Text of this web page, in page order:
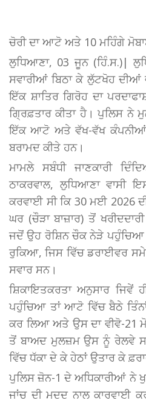
ਚੋਰੀ ਦਾ ਆਟੋ ਅਤੇ 10 ਮਹਿੰਗੇ
ਲੁਧਿਆਣਾ, 03 ਜੂਨ (ਹਿੰ.ਸ.)|
ਸਵਾਰੀਆਂ ਬਿਠਾ ਕੇ ਲੁੱਟਖੋਹ ਦੀਆਂ
ਇੱਕ ਸ਼ਾਤਿਰ ਗਿਰੋਹ ਦਾ
ਗ੍ਰਿਫ਼ਤਾਰ ਕੀਤਾ ਹੈ। ਪੁਲਿਸ ਨੇ
ਇੱਕ ਆਟੋ ਅਤੇ ਵੱਖ-ਵੱਖ ਕੰਪਨੀਆਂ
ਬਰਾਮਦ ਕੀਤੇ ਹਨ।
ਮਾਮਲੇ ਸਬੰਧੀ ਜਾਣਕਾਰੀ
ਠਾਕਰਵਾਲ, ਲੁਧਿਆਣਾ ਵਾਸੀ
ਕਰਵਾਈ ਸੀ ਕਿ 30 ਮਈ 2026
ਘਰ (ਚੌੜਾ ਬਾਜ਼ਾਰ) ਤੋਂ
ਜਦੋਂ ਉਹ ਰੋਸ਼ਿਨ ਚੌਕ ਨੇੜੇ
ਰੁਕਿਆ, ਜਿਸ ਵਿੱਚ ਡਰਾਈਵਰ
ਸਵਾਰ ਸਨ।
ਸ਼ਿਕਾਇਤਕਰਤਾ ਅਨੁਸਾਰ
ਪਹੁੰਚਿਆ ਤਾਂ ਆਟੋ ਵਿੱਚ ਬੈਠੇ
ਕਰ ਲਿਆ ਅਤੇ ਉਸ ਦਾ ਵੀਵੋ-
ਤੋਂ ਬਾਅਦ ਮੁਲਜ਼ਮ ਉਸ ਨੂੰ ਰੇਲਵੇ
ਵਿੱਚ ਧੱਕਾ ਦੇ ਕੇ ਹੇਠਾਂ ਉਤਾਰ ਕੇ
ਪੁਲਿਸ ਜ਼ੋਨ-1 ਦੇ ਅਧਿਕਾਰੀਆਂ ਨੇ
ਜਾਂਚ ਦੀ ਮਦਦ ਨਾਲ ਕਾਰਵਾਈ